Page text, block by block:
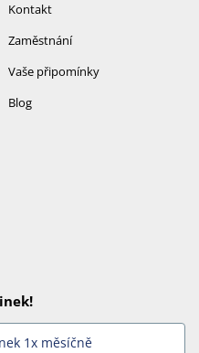
Kontakt
Zaměstnání
Vaše připomínky
Blog